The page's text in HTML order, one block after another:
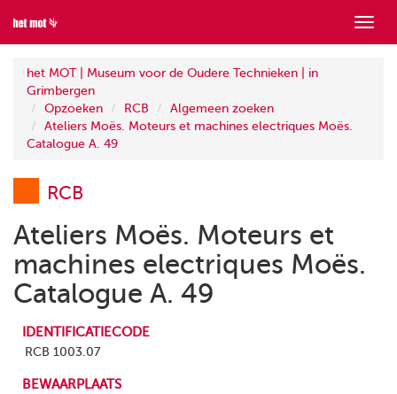
Toon
menu
het MOT | Museum voor de Oudere Technieken | in
Grimbergen
Opzoeken
RCB
Algemeen zoeken
Ateliers Moës. Moteurs et machines electriques Moës.
Catalogue A. 49
RCB
Ateliers Moës. Moteurs et
machines electriques Moës.
Catalogue A. 49
IDENTIFICATIECODE
RCB 1003.07
BEWAARPLAATS